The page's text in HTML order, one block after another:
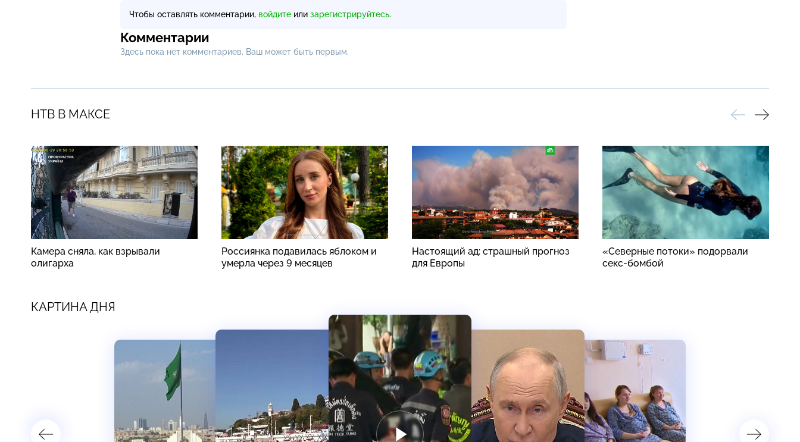
Чтобы оставлять комментарии, войдите или зарегистрируйтесь.
Комментарии
Здесь пока нет комментариев, Ваш может быть первым.
НТВ В МАКСЕ
Камера сняла, как взрывали
олигарха
Россиянка подавилась яблоком и
умерла через 9 месяцев
Настоящий ад: страшный прогноз
для Европы
«Северные потоки» подорвали
секс-бомбой
КАРТИНА ДНЯ